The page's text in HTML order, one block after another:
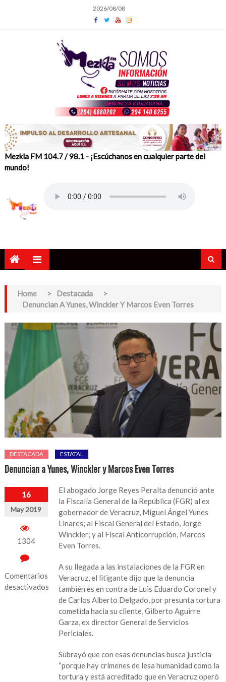
content
2026/08/08
Mezkla FM 104.7 / 98.1 - ¡Escúchanos en cualquier parte del
mundo!
Home > Destacada
>
Denuncian A Yunes, Winckler Y Marcos Even Torres
DESTACADA ESTATAL
Denuncian a Yunes, Winckler y Marcos Even Torres
16
May 2019
1304
Comentarios
desactivados
El abogado Jorge Reyes Peralta denunció ante
la Fiscalía General de la República (FGR) al ex
gobernador de Veracruz, Miguel Ángel Yunes
Linares; al Fiscal General del Estado, Jorge
Winckler; y al Fiscal Anticorrupción, Marcos
Even Torres.
A su llegada a las instalaciones de la FGR en
Veracruz, el litigante dijo que la denuncia
también es en contra de Luis Eduardo Coronel y
de Carlos Alberto Delgado, por presunta tortura
cometida hacia su cliente, Gilberto Aguirre
Garza, ex director General de Servicios
Periciales.
Subrayó que con esas denuncias busca justicia
“porque hay crímenes de lesa humanidad como la
tortura y está acreditado que en Veracruz operó